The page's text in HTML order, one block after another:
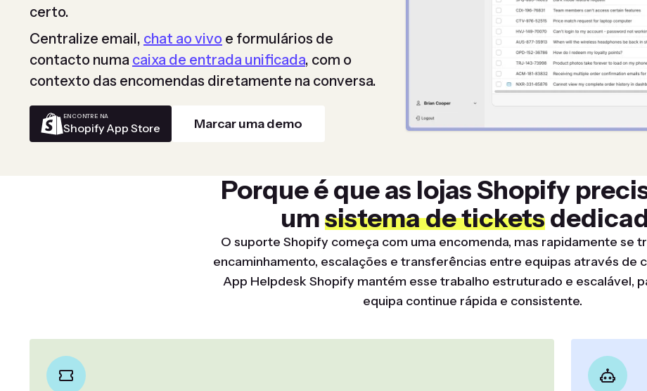
certo.
Centralize email, chat ao vivo e formulários de
contacto numa caixa de entrada unificada, com o
contexto das encomendas diretamente na conversa.
ENCONTRE NA
Shopify App Store Marcar uma demo
Porque é que as lojas Shopify
umsistema de tickets
O suporte Shopify começa com uma encomenda, mas rapidamente se
encaminhamento, escalações e transferências entre equipas através de
App Helpdesk Shopify mantém esse trabalho estruturado e escalável,
equipa continue rápida e consistente.